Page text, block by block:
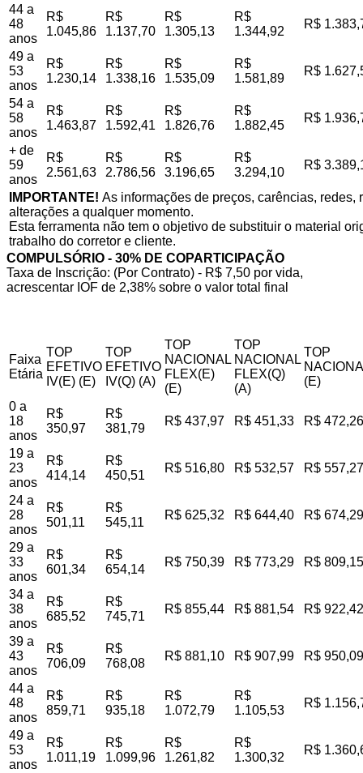
44 a
48
anos
R$
1.045,86
R$
1.137,70
R$
1.305,13
R$
1.344,92
R$
49 a
53
anos
R$
1.230,14
R$
1.338,16
R$
1.535,09
R$
1.581,89
R$
54 a
58
anos
R$
1.463,87
R$
1.592,41
R$
1.826,76
R$
1.882,45
R$
+ de
59
anos
R$
2.561,63
R$
2.786,56
R$
3.196,65
R$
3.294,10
R$
IMPORTANTE! As informações de preços, carências,
alterações a qualquer momento.
Esta ferramenta não tem o objetivo de substituir o material
trabalho do corretor e cliente.
COMPULSÓRIO - 30% DE COPARTICIPAÇÃO
Taxa de Inscrição: (Por Contrato) - R$ 7,50 por vida,
acrescentar IOF de 2,38% sobre o valor total final
Faixa
Etária
TOP
EFETIVO
IV(E) (E)
TOP
EFETIVO
IV(Q) (A)
TOP
NACIONAL
FLEX(E)
(E)
TOP
NACIONAL
FLEX(Q)
(A)
TOP
(E)
0 a
18
anos
R$
350,97
R$
381,79
R$ 437,97 R$ 451,33 R$ 472,26
19 a
23
anos
R$
414,14
R$
450,51
R$ 516,80 R$ 532,57 R$ 557,27
24 a
28
anos
R$
501,11
R$
545,11
R$ 625,32 R$ 644,40 R$ 674,29
29 a
33
anos
R$
601,34
R$
654,14
R$ 750,39 R$ 773,29 R$ 809,15
34 a
38
anos
R$
685,52
R$
745,71
R$ 855,44 R$ 881,54 R$ 922,42
39 a
43
anos
R$
706,09
R$
768,08
R$ 881,10 R$ 907,99 R$ 950,09
44 a
48
anos
R$
859,71
R$
935,18
R$
1.072,79
R$
1.105,53
R$
49 a
53
anos
R$
1.011,19
R$
1.099,96
R$
1.261,82
R$
1.300,32
R$